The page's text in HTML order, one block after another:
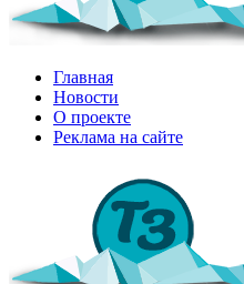
Главная
Новости
О проекте
Реклама на сайте